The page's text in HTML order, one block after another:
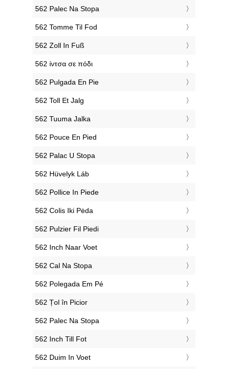
‎562 Palec Na Stopa
‎562 Tomme Til Fod
‎562 Zoll In Fuß
‎562 ίντσα σε πόδι
‎562 Pulgada En Pie
‎562 Toll Et Jalg
‎562 Tuuma Jalka
‎562 Pouce En Pied
‎562 Palac U Stopa
‎562 Hüvelyk Láb
‎562 Pollice In Piede
‎562 Colis Iki Pėda
‎562 Pulzier Fil Piedi
‎562 Inch Naar Voet
‎562 Cal Na Stopa
‎562 Polegada Em Pé
‎562 Țol în Picior
‎562 Palec Na Stopa
‎562 Inch Till Fot
‎562 Duim In Voet